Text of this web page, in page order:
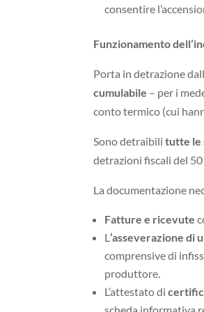
consentire
Funzionamento
Porta in detrazione
cumulabile – per i
conto termico (cui
Sono detraibilitutte le
detrazioni fiscali del
La documentazione
Fatture e ricevute
L’asseverazione di
comprensive di
produttore.
L’attestato di